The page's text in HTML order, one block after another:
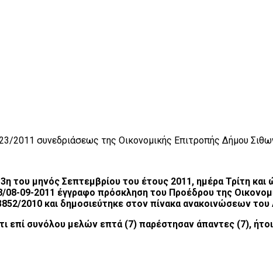
2011 συνεδριάσεως της Οικονομικής Επιτροπής Δήμου
του μηνός Σεπτεμβρίου του έτους 2011, ημέρα Τρίτη
08-09-2011 έγγραφο πρόσκληση του Προέδρου της
2010 και δημοσιεύτηκε στον πίνακα ανακοινώσεων
επί συνόλου μελών επτά (7) παρέστησαν άπαντες (7),